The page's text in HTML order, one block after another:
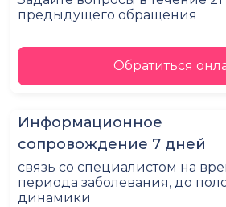
предыдущего обращения
Обратиться
Информационное
сопровождение 7 дней
связь со специалистом на
периода заболевания, до
динамики